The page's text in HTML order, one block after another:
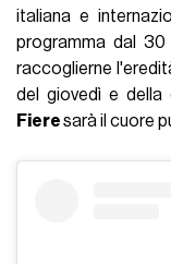
italiana e
programma dal
raccoglierne
del giovedì e della
Fieresarà il cuore